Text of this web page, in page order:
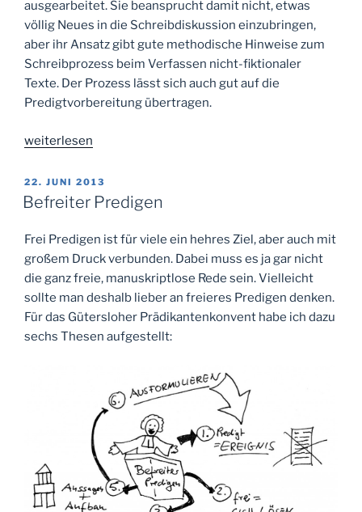
ausgearbeitet. Sie beansprucht damit nicht, etwas
völlig Neues in die Schreibdiskussion einzubringen,
aber ihr Ansatz gibt gute methodische Hinweise zum
Schreibprozess beim Verfassen nicht-fiktionaler
Texte. Der Prozess lässt sich auch gut auf die
Predigtvorbereitung übertragen.
„Schreibend
weiterlesen
VERÖFFENTLICHT
AM
22. JUNI 2013
Befreiter Predigen
Frei Predigen ist für viele ein hehres Ziel, aber auch mit
großem Druck verbunden. Dabei muss es ja gar nicht
die ganz freie, manuskriptlose Rede sein. Vielleicht
sollte man deshalb lieber an freieres Predigen denken.
Für das Gütersloher Prädikantenkonvent habe ich dazu
sechs Thesen aufgestellt: